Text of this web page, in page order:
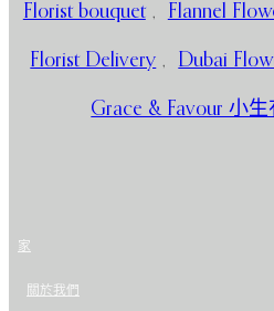
Florist bouquet , Flannel
Florist Delivery , Dubai
Grace & Favour 小生
家
關於我們